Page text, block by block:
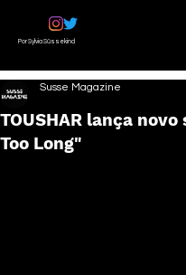
Por Sylvia Süssekind
TOUSHAR lança
Too Long"
Susse Magazine